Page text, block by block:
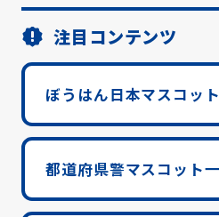
注目コンテンツ
ぼうはん日本マスコット
都道府県警マスコット